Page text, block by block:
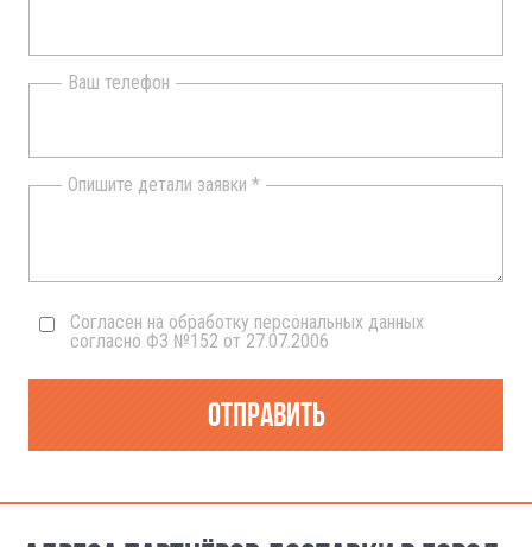
Ваш телефон
Опишите детали заявки *
Согласен на обработку персональных данных
согласно ФЗ №152 от 27.07.2006
Отправить